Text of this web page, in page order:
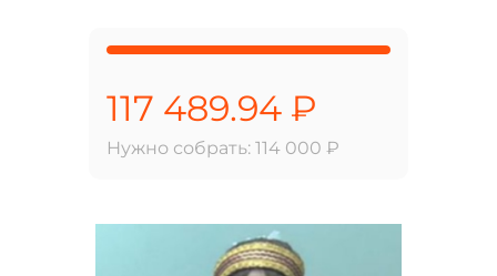
117 489.94 ₽
Нужно собрать: 114 000 ₽